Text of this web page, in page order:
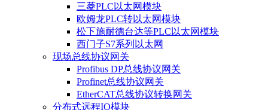
三菱PLC以太网模块
欧姆龙PLC转以太网模块
松下施耐德台达等PLC以太网模块
西门子S7系列以太网
现场总线协议网关
Profibus DP总线协议网关
Profinet总线协议网关
EtherCAT总线协议转换网关
分布式远程IO模块